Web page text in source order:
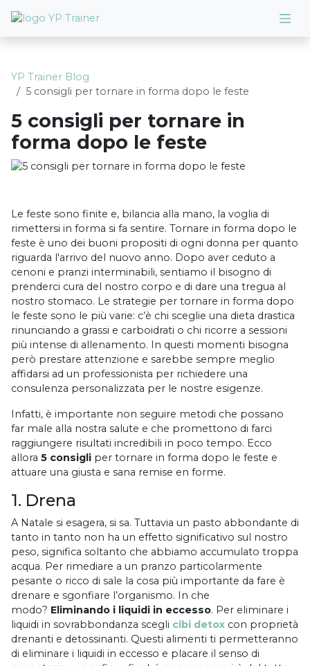
YP Trainer Blog
5 consigli per tornare in forma dopo le feste
5 consigli per tornare in
forma dopo le feste
Le feste sono finite e, bilancia alla mano, la voglia di
rimettersi in forma si fa sentire. Tornare in forma dopo le
feste è uno dei buoni propositi di ogni donna per quanto
riguarda l'arrivo del nuovo anno. Dopo aver ceduto a
cenoni e pranzi interminabili, sentiamo il bisogno di
prenderci cura del nostro corpo e di dare una tregua al
nostro stomaco. Le strategie per tornare in forma dopo
le feste sono le più varie: c’è chi sceglie una dieta drastica
rinunciando a grassi e carboidrati o chi ricorre a sessioni
più intense di allenamento. In questi momenti bisogna
però prestare attenzione e sarebbe sempre meglio
affidarsi ad un professionista per richiedere una
consulenza personalizzata per le nostre esigenze.
Infatti, è importante non seguire metodi che possano
far male alla nostra salute e che promettono di farci
raggiungere risultati incredibili in poco tempo. Ecco
allora 5 consigli per tornare in forma dopo le feste e
attuare una giusta e sana remise en forme.
1. Drena
A Natale si esagera, si sa. Tuttavia un pasto abbondante di
tanto in tanto non ha un effetto significativo sul nostro
peso, significa soltanto che abbiamo accumulato troppa
acqua. Per rimediare a un pranzo particolarmente
pesante o ricco di sale la cosa più importante da fare è
drenare e sgonfiare l’organismo. In che
modo? Eliminando i liquidi in eccesso. Per eliminare i
liquidi in sovrabbondanza scegli cibi detox con proprietà
drenanti e detossinanti. Questi alimenti ti permetteranno
di eliminare i liquidi in eccesso e placare il senso di